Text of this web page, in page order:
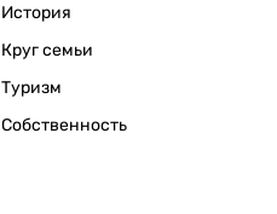
История
Круг семьи
Туризм
Собственность